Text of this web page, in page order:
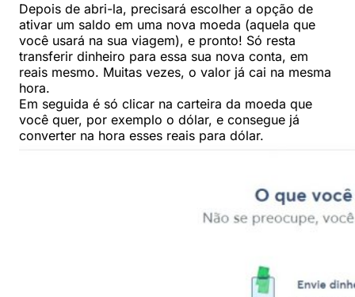
Depois de abri-la, precisará escolher a opção de
ativar um saldo em uma nova moeda (aquela que
você usará na sua viagem), e pronto! Só resta
transferir dinheiro para essa sua nova conta, em
reais mesmo. Muitas vezes, o valor já cai na mesma
hora.
Em seguida é só clicar na carteira da moeda que
você quer, por exemplo o dólar, e consegue já
converter na hora esses reais para dólar.